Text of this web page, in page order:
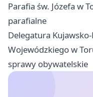
Parafia św. Józefa w
parafialne
Delegatura
Wojewódzkiego w
sprawy obywatelskie